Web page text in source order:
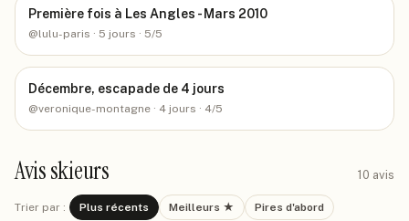
Première fois à Les Angles - Mars 2010
@lulu-paris · 5 jours · 5/5
Décembre, escapade de 4 jours
@veronique-montagne · 4 jours · 4/5
Avis skieurs 10 avis
Trier par : Plus récents Meilleurs ★ Pires d'abord